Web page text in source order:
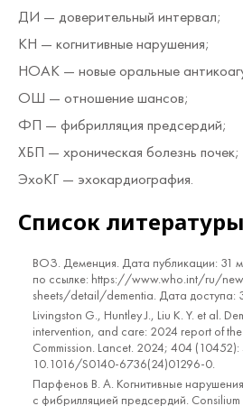
ДИ — доверительный интервал;
КН — когнитивные нарушения;
НОАК — новые оральные
ОШ — отношение шансов;
ФП — фибрилляция предсердий;
ХБП — хроническая болезнь почек;
ЭхоКГ — эхокардиография.
Список
ВОЗ. Деменция. Дата публикации: 31
по ссылке: https://www.who.int/ru/
sheets/detail/dementia. Дата доступа:
Livingston G., Huntley J., Liu K. Y. et al.
intervention, and care: 2024 report of
Commission. Lancet. 2024; 404
10.1016/S0140-6736(24)01296-0.
Парфенов В. А. Когнитивные
с фибрилляцией предсердий.